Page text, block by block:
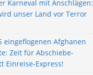
Karneval mit Anschlägen:
unser Land vor Terror
eingeflogenen Afghanen
Zeit für Abschiebe-
Einreise-Express!